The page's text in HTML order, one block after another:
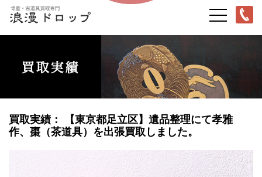
買取実績： 【東京都足立区】遺品整理にて孝雅
作、棗（茶道具）を出張買取しました。